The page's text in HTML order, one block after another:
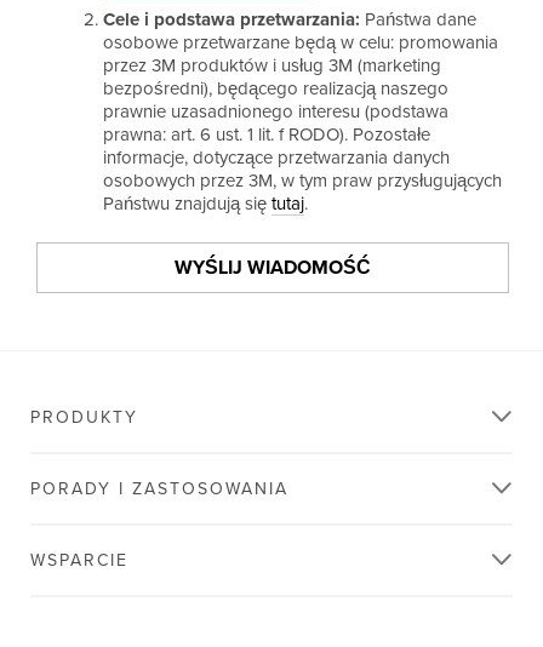
Cele i podstawa przetwarzania: Państwa dane
osobowe przetwarzane będą w celu: promowania
przez 3M produktów i usług 3M (marketing
bezpośredni), będącego realizacją naszego
prawnie uzasadnionego interesu (podstawa
prawna: art. 6 ust. 1 lit. f RODO). Pozostałe
informacje, dotyczące przetwarzania danych
osobowych przez 3M, w tym praw przysługujących
Państwu znajdują się tutaj.
WYŚLIJ WIADOMOŚĆ
za
3M
PRODUKTY
PORADY I ZASTOSOWANIA
WSPARCIE